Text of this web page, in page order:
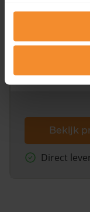
Kadastrale
Alleen
omliggende
Bekijk
Direct